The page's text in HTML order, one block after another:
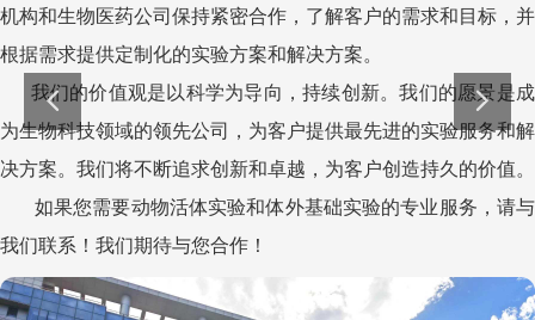
机构和生物医药公司保持紧密合作，了解客户的需求和目标，并
根据需求提供定制化的实验方案和解决方案。
我们的价值观是以科学为导向，持续创新。我们的愿景是成
为生物科技领域的领先公司，为客户提供最先进的实验服务和解
决方案。我们将不断追求创新和卓越，为客户创造持久的价值。
如果您需要动物活体实验和体外基础实验的专业服务，请与
我们联系！我们期待与您合作！